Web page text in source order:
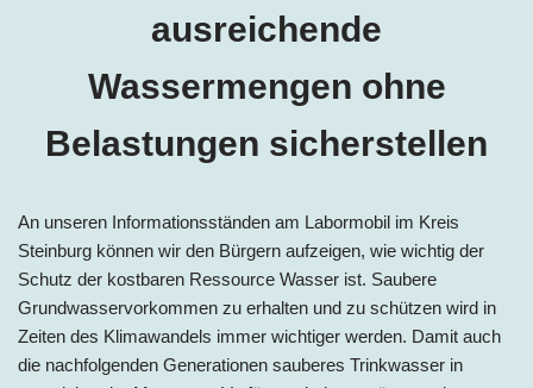
ausreichende
Wassermengen ohne
Belastungen sicherstellen
An unseren Informationsständen am Labormobil im Kreis
Steinburg können wir den Bürgern aufzeigen, wie wichtig der
Schutz der kostbaren Ressource Wasser ist. Saubere
Grundwasservorkommen zu erhalten und zu schützen wird in
Zeiten des Klimawandels immer wichtiger werden. Damit auch
die nachfolgenden Generationen sauberes Trinkwasser in